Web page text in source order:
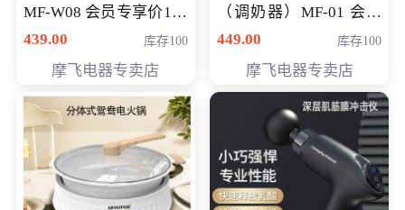
MF-W08 会员专享价198
元
439.00 库存100
摩飞电器专卖店
（调奶器）MF-01 会员
专享价366元
449.00 库存100
摩飞电器专卖店